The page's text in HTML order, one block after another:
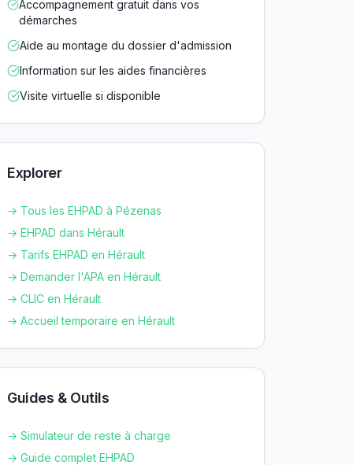
Accompagnement gratuit dans vos
démarches
Aide au montage du dossier d'admission
Information sur les aides financières
Visite virtuelle si disponible
Explorer
→ Tous les EHPAD à Pézenas
→ EHPAD dans Hérault
→ Tarifs EHPAD en Hérault
→ Demander l'APA en Hérault
→ CLIC en Hérault
→ Accueil temporaire en Hérault
Guides & Outils
→ Simulateur de reste à charge
→ Guide complet EHPAD